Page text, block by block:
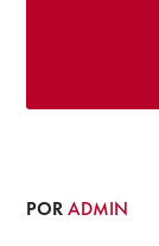
PORADMIN